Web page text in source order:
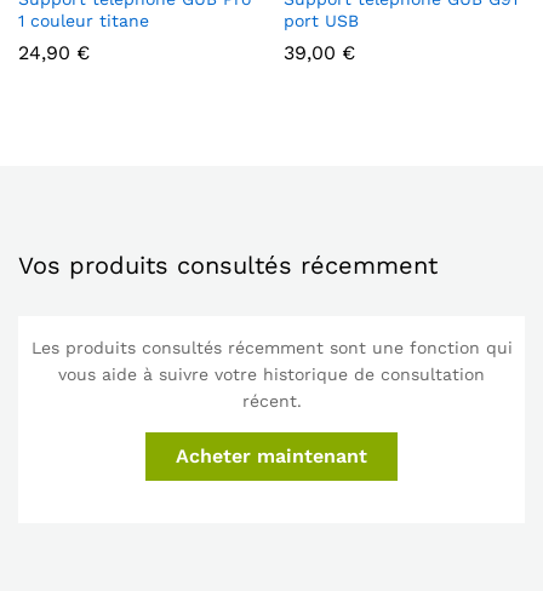
1 couleur titane
24,90 €
port USB
39,00 €
Vos produits consultés récemment
Les produits consultés récemment sont une fonction qui
vous aide à suivre votre historique de consultation
récent.
Acheter maintenant